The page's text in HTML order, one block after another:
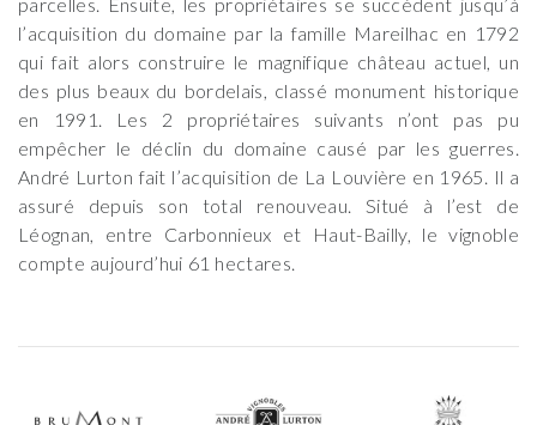
parcelles. Ensuite, les propriétaires se succèdent jusqu’à
l’acquisition du domaine par la famille Mareilhac en 1792
qui fait alors construire le magnifique château actuel, un
des plus beaux du bordelais, classé monument historique
en 1991. Les 2 propriétaires suivants n’ont pas pu
empêcher le déclin du domaine causé par les guerres.
André Lurton fait l’acquisition de La Louvière en 1965. Il a
assuré depuis son total renouveau. Situé à l’est de
Léognan, entre Carbonnieux et Haut-Bailly, le vignoble
compte aujourd’hui 61 hectares.